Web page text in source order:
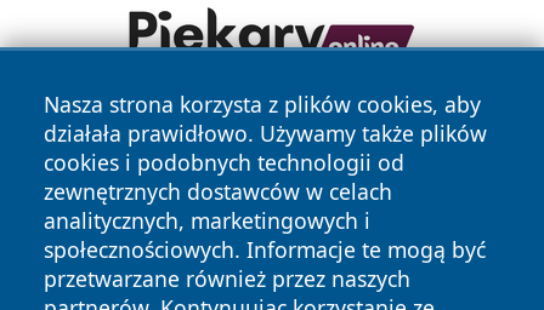
Nasza strona korzysta z plików cookies, aby
działała prawidłowo. Używamy także plików
cookies i podobnych technologii od
zewnętrznych dostawców w celach
analitycznych, marketingowych i
społecznościowych. Informacje te mogą być
przetwarzane również przez naszych
Copyright © 2026 piekaryonline.pl Wszystkie prawa
zastrzeżone.